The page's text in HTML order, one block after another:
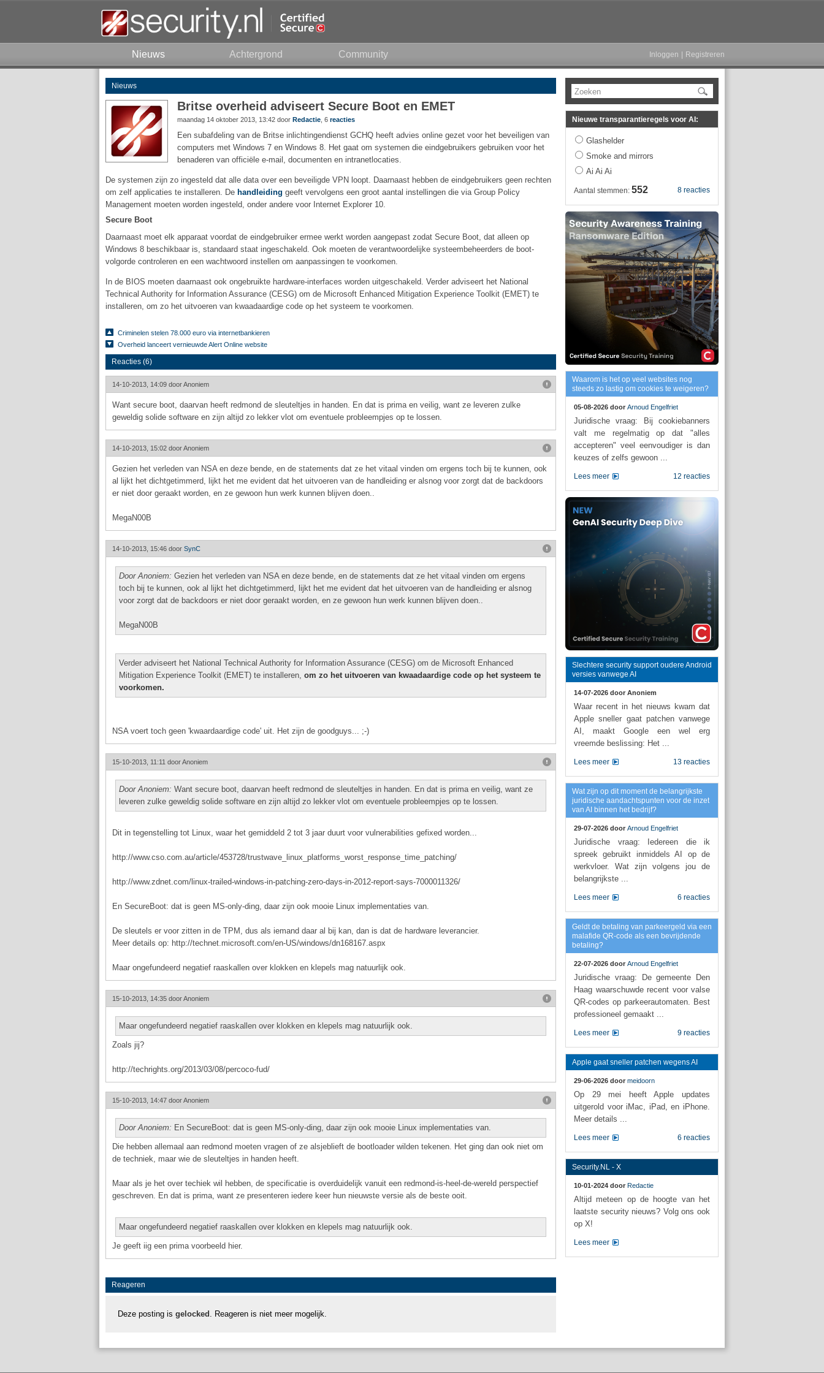
Nieuws Achtergrond Community Inloggen Registreren
Nieuws
Britse overheid adviseert Secure Boot en EMET
maandag 14 oktober 2013, 13:42 door Redactie , 6 reacties
Een subafdeling van de Britse inlichtingendienst GCHQ heeft advies online gezet voor het beveiligen van
computers met Windows 7 en Windows 8. Het gaat om systemen die eindgebruikers gebruiken voor het
benaderen van officiële e-mail, documenten en intranetlocaties.
De systemen zijn zo ingesteld dat alle data over een beveiligde VPN loopt. Daarnaast hebben de eindgebruikers geen rechten
om zelf applicaties te installeren. De handleiding geeft vervolgens een groot aantal instellingen die via Group Policy
Management moeten worden ingesteld, onder andere voor Internet Explorer 10.
Secure Boot
Daarnaast moet elk apparaat voordat de eindgebruiker ermee werkt worden aangepast zodat Secure Boot, dat alleen op
Windows 8 beschikbaar is, standaard staat ingeschakeld. Ook moeten de verantwoordelijke systeembeheerders de boot-
volgorde controleren en een wachtwoord instellen om aanpassingen te voorkomen.
In de BIOS moeten daarnaast ook ongebruikte hardware-interfaces worden uitgeschakeld. Verder adviseert het National
Technical Authority for Information Assurance (CESG) om de Microsoft Enhanced Mitigation Experience Toolkit (EMET) te
installeren, om zo het uitvoeren van kwaadaardige code op het systeem te voorkomen.
Criminelen stelen 78.000 euro via internetbankieren
Overheid lanceert vernieuwde Alert Online website
Reacties (6)
14-10-2013, 14:09 doorAnoniem
Want secure boot, daarvan heeft redmond de sleuteltjes in handen. En dat is prima en veilig, want ze leveren zulke
geweldig solide software en zijn altijd zo lekker vlot om eventuele probleempjes op te lossen.
14-10-2013, 15:02 doorAnoniem
Gezien het verleden van NSA en deze bende, en de statements dat ze het vitaal vinden om ergens toch bij te kunnen, ook
al lijkt het dichtgetimmerd, lijkt het me evident dat het uitvoeren van de handleiding er alsnog voor zorgt dat de backdoors
er niet door geraakt worden, en ze gewoon hun werk kunnen blijven doen..
MegaN00B
14-10-2013, 15:46 door SynC
Door Anoniem: Gezien het verleden van NSA en deze bende, en de statements dat ze het vitaal vinden om ergens
toch bij te kunnen, ook al lijkt het dichtgetimmerd, lijkt het me evident dat het uitvoeren van de handleiding er alsnog
voor zorgt dat de backdoors er niet door geraakt worden, en ze gewoon hun werk kunnen blijven doen..
MegaN00B
Verder adviseert het National Technical Authority for Information Assurance (CESG) om de Microsoft Enhanced
Mitigation Experience Toolkit (EMET) te installeren, om zo het uitvoeren van kwaadaardige code op het systeem te
voorkomen.
NSA voert toch geen 'kwaardaardige code' uit. Het zijn de goodguys... ;-)
15-10-2013, 11:11 doorAnoniem
Door Anoniem: Want secure boot, daarvan heeft redmond de sleuteltjes in handen. En dat is prima en veilig, want ze
leveren zulke geweldig solide software en zijn altijd zo lekker vlot om eventuele probleempjes op te lossen.
Dit in tegenstelling tot Linux, waar het gemiddeld 2 tot 3 jaar duurt voor vulnerabilities gefixed worden...
http://www.cso.com.au/article/453728/trustwave_linux_platforms_worst_response_time_patching/
http://www.zdnet.com/linux-trailed-windows-in-patching-zero-days-in-2012-report-says-7000011326/
En SecureBoot: dat is geen MS-only-ding, daar zijn ook mooie Linux implementaties van.
De sleutels er voor zitten in de TPM, dus als iemand daar al bij kan, dan is dat de hardware leverancier.
Meer details op: http://technet.microsoft.com/en-US/windows/dn168167.aspx
Maar ongefundeerd negatief raaskallen over klokken en klepels mag natuurlijk ook.
15-10-2013, 14:35 doorAnoniem
Maar ongefundeerd negatief raaskallen over klokken en klepels mag natuurlijk ook.
Zoals jij?
http://techrights.org/2013/03/08/percoco-fud/
15-10-2013, 14:47 doorAnoniem
Door Anoniem: En SecureBoot: dat is geen MS-only-ding, daar zijn ook mooie Linux implementaties van.
Die hebben allemaal aan redmond moeten vragen of ze alsjeblieft de bootloader wilden tekenen. Het ging dan ook niet om
de techniek, maar wie de sleuteltjes in handen heeft.
Maar als je het over techiek wil hebben, de specificatie is overduidelijk vanuit een redmond-is-heel-de-wereld perspectief
geschreven. En dat is prima, want ze presenteren iedere keer hun nieuwste versie als de beste ooit.
Maar ongefundeerd negatief raaskallen over klokken en klepels mag natuurlijk ook.
Je geeft iig een prima voorbeeld hier.
Reageren
Deze posting is gelocked . Reageren is niet meer mogelijk.
Zoeken
Nieuwe transparantieregels voor AI:
Glashelder
Smoke and mirrors
Ai Ai Ai
8 reacties
Aantal stemmen: 552
Waarom is het op veel websites nog
steeds zo lastig om cookies te weigeren?
05-08-2026 door Arnoud Engelfriet
Juridische vraag: Bij cookiebanners
valt me regelmatig op dat "alles
accepteren" veel eenvoudiger is dan
keuzes of zelfs gewoon ...
12 reacties
Lees meer
Slechtere security support oudere Android
versies vanwege AI
14-07-2026 door Anoniem
Waar recent in het nieuws kwam dat
Apple sneller gaat patchen vanwege
AI, maakt Google een wel erg
vreemde beslissing: Het ...
13 reacties
Lees meer
Wat zijn op dit moment de belangrijkste
juridische aandachtspunten voor de inzet
van AI binnen het bedrijf?
29-07-2026 door Arnoud Engelfriet
Juridische vraag: Iedereen die ik
spreek gebruikt inmiddels AI op de
werkvloer. Wat zijn volgens jou de
belangrijkste ...
6 reacties
Lees meer
Geldt de betaling van parkeergeld via een
malafide QR-code als een bevrijdende
betaling?
22-07-2026 door Arnoud Engelfriet
Juridische vraag: De gemeente Den
Haag waarschuwde recent voor valse
QR-codes op parkeerautomaten. Best
professioneel gemaakt ...
9 reacties
Lees meer
Apple gaat sneller patchen wegens AI
29-06-2026 door meidoorn
Op 29 mei heeft Apple updates
uitgerold voor iMac, iPad, en iPhone.
Meer details ...
6 reacties
Lees meer
Security.NL - X
10-01-2024 door Redactie
Altijd meteen op de hoogte van het
laatste security nieuws? Volg ons ook
op X!
Lees meer